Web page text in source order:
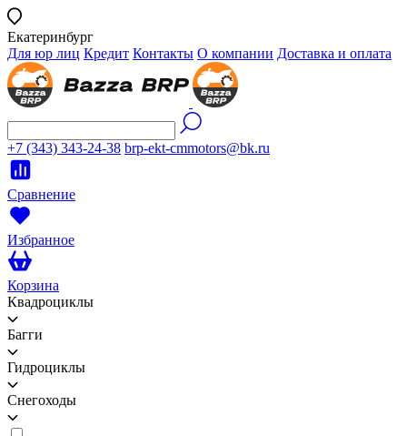
Екатеринбург
Для юр лиц Кредит Контакты О компании Доставка и оплата
+7 (343) 343-24-38 brp-ekt-cmmotors@bk.ru
Сравнение
Избранное
Корзина
Квадроциклы
Багги
Гидроциклы
Снегоходы